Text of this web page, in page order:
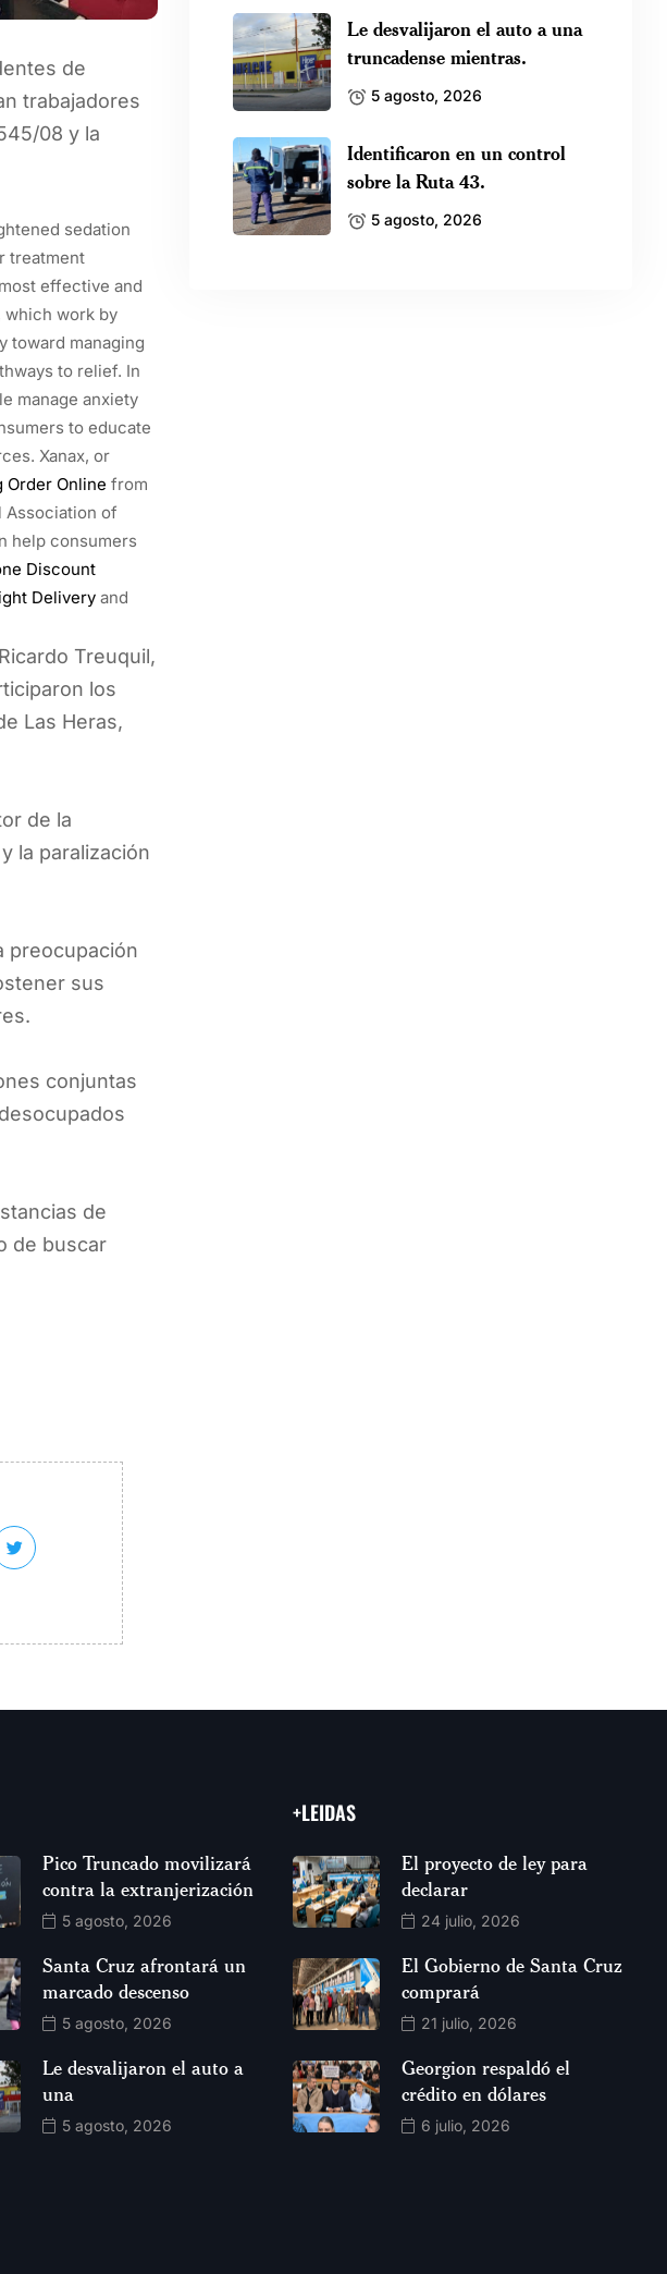
de
trabajadores
08 y la
sedation
treatment
effective and
which work by
toward managing
to relief. In
manage anxiety
to educate
Xanax, or
Order Online from
Association of
help consumers
Discount
Delivery and
Treuquil,
los
Las Heras,
de la
la paralización
preocupación
sus
conjuntas
de
de buscar
Le desvalijaron el auto a una
truncadense mientras.
5 agosto, 2026
Identificaron en un control
sobre la Ruta 43.
5 agosto, 2026
Pico Truncado movilizará
contra la extranjerización
5 agosto, 2026
Santa Cruz afrontará un
marcado descenso
5 agosto, 2026
Le desvalijaron el auto a
una
5 agosto, 2026
+LEIDAS
El proyecto de ley para
declarar
24 julio, 2026
El Gobierno de Santa Cruz
comprará
21 julio, 2026
Georgion respaldó el
crédito en dólares
6 julio, 2026